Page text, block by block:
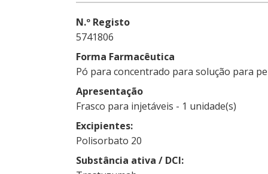
N.º Registo
5741806
Forma Farmacêutica
Pó para concentrado para solução para
Apresentação
Frasco para injetáveis - 1 unidade(s)
Excipientes
Polisorbato 20
Substância ativa / DCI